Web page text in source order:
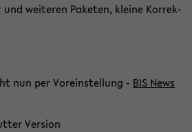
wei­te­ren Pa­ke­ten, klei­ne Kor­rek­
nun per Vor­ein­stel­lung - BIS News
Ver­si­on